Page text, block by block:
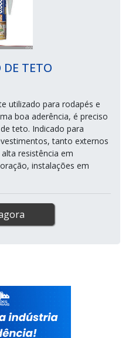
DE TETO
utilizado para rodapés e
boa aderência, é preciso
teto. Indicado para
tanto externos
resistência em
instalações em